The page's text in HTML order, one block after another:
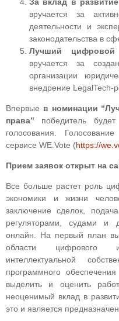
вручается за
деятельности и
законодательства в
Лучший цифровой
вручается за
организации
внедрение LegalTech-
Впервые в номинации
права” победитель
голосования.
сервисе WE.Vote (https://
Прием заявок открыт на
Все больше растет роль
экономики и жизни
заключение сделок,
регуляторами, судами и
онлайн. На первый план
области цифрового
интеллектуальной
программного
выделить и оценить
неоценимый вклад в
это и является